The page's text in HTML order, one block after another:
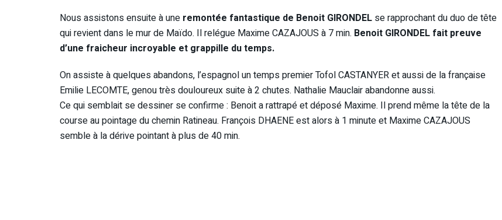
Nous assistons ensuite à une remontée fantastique de Benoit GIRONDEL se rapprochant du duo de tête
qui revient dans le mur de Maïdo. Il relégue Maxime CAZAJOUS à 7 min. Benoit GIRONDEL fait preuve
d’une fraicheur incroyable et grappille du temps.
On assiste à quelques abandons, l’espagnol un temps premier Tofol CASTANYER et aussi de la française
Emilie LECOMTE, genou très douloureux suite à 2 chutes. Nathalie Mauclair abandonne aussi.
Ce qui semblait se dessiner se confirme : Benoit a rattrapé et déposé Maxime. Il prend même la tête de la
course au pointage du chemin Ratineau. François DHAENE est alors à 1 minute et Maxime CAZAJOUS
semble à la dérive pointant à plus de 40 min.